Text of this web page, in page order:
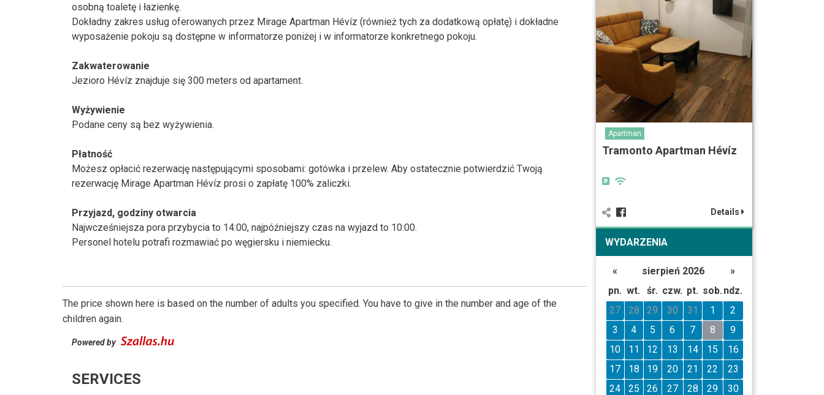
osobną toaletę i łazienkę.
Dokładny zakres usług oferowanych przez Mirage Apartman Hévíz (również tych za dodatkową opłatę) i dokładne
wyposażenie pokoju są dostępne w informatorze poniżej i w informatorze konkretnego pokoju.
Zakwaterowanie
Jezioro Hévíz znajduje się 300 meters od apartament.
Wyżywienie
Podane ceny są bez wyżywienia.
Płatność
Możesz opłacić rezerwację następującymi sposobami: gotówka i przelew. Aby ostatecznie potwierdzić Twoją
rezerwację Mirage Apartman Hévíz prosi o zapłatę 100% zaliczki.
Przyjazd, godziny otwarcia
Najwcześniejsza pora przybycia to 14:00, najpóźniejszy czas na wyjazd to 10:00.
Personel hotelu potrafi rozmawiać po węgiersku i niemiecku.
The price shown here is based on the number of adults you specified. You have to give in the number and age of the
children again.
Powered by
SERVICES
Apartman
Tramonto Apartman Hévíz
Details
WYDARZENIA
« sierpień 2026
»
pn. wt. śr. czw. pt. sob. ndz.
27
28 29 30 31 1
2
3
4 5 6 7 8
9
10
11 12 13 14 15
16
17
18 19 20 21 22
23
24
25 26 27 28 29
30